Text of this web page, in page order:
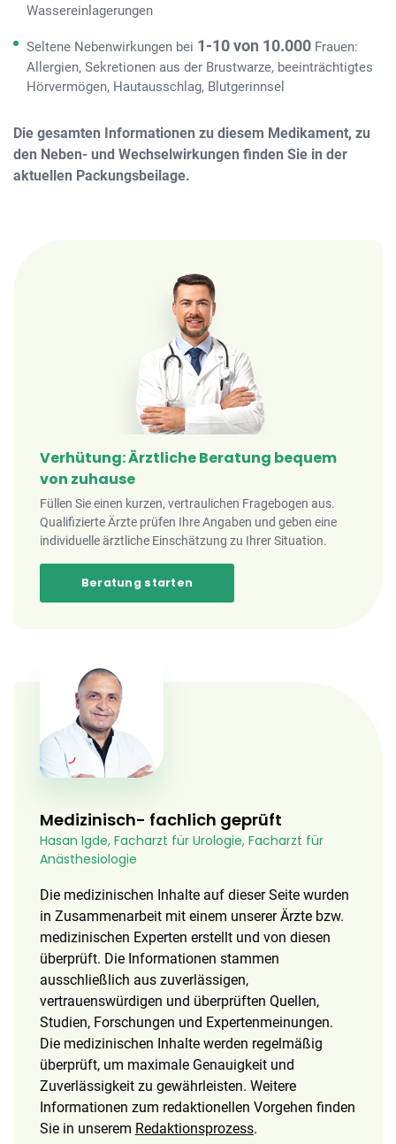
Wassereinlagerungen
Seltene Nebenwirkungen bei 1-10 von 10.000 Frauen:
Allergien, Sekretionen aus der Brustwarze, beeinträchtigtes
Hörvermögen, Hautausschlag, Blutgerinnsel
Die gesamten Informationen zu diesem Medikament, zu
den Neben- und Wechselwirkungen finden Sie in der
aktuellen Packungsbeilage.
Verhütung: Ärztliche Beratung bequem
von zuhause
Füllen Sie einen kurzen, vertraulichen Fragebogen aus.
Qualifizierte Ärzte prüfen Ihre Angaben und geben eine
individuelle ärztliche Einschätzung zu Ihrer Situation.
Beratung starten
Medizinisch- fachlich geprüft
Hasan Igde, Facharzt für Urologie, Facharzt für
Anästhesiologie
Die medizinischen Inhalte auf dieser Seite wurden
in Zusammenarbeit mit einem unserer Ärzte bzw.
medizinischen Experten erstellt und von diesen
überprüft. Die Informationen stammen
ausschließlich aus zuverlässigen,
vertrauenswürdigen und überprüften Quellen,
Studien, Forschungen und Expertenmeinungen.
Die medizinischen Inhalte werden regelmäßig
überprüft, um maximale Genauigkeit und
Zuverlässigkeit zu gewährleisten. Weitere
Informationen zum redaktionellen Vorgehen finden
Sie in unserem Redaktionsprozess.